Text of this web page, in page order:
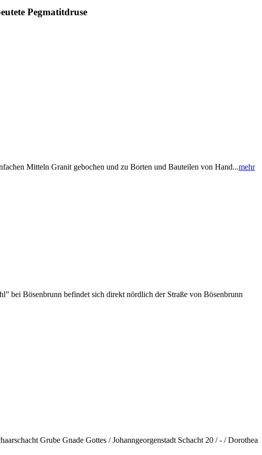
Pegmatitdruse
Mitteln Granit gebochen und zu Borten und Bauteilen von Hand...mehr
Bösenbrunn befindet sich direkt nördlich der Straße von Bösenbrunn
Grube Gnade Gottes / Johanngeorgenstadt Schacht 20 / - / Dorothea